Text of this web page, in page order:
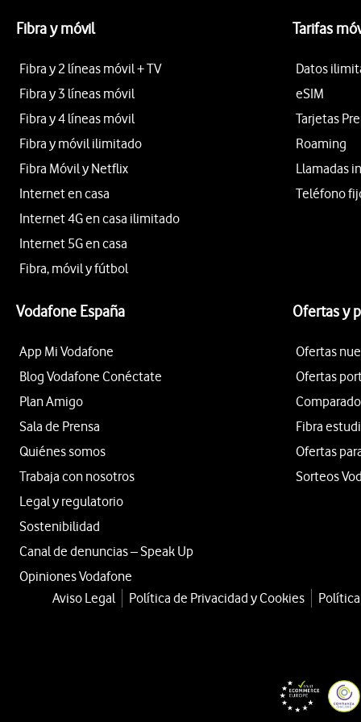
Fibra y móvil
Fibra y 2 líneas móvil + TV
Fibra y 3 líneas móvil
Fibra y 4 líneas móvil
Fibra y móvil ilimitado
Fibra Móvil y Netflix
Internet en casa
Internet 4G en casa ilimitado
Internet 5G en casa
Fibra, móvil y fútbol
Tarifas
Datos
eSIM
Tarjetas
Roaming
Llamadas
Teléfono
Vodafone España
App Mi Vodafone
Blog Vodafone Conéctate
Plan Amigo
Sala de Prensa
Quiénes somos
Trabaja con nosotros
Legal y regulatorio
Sostenibilidad
Canal de denuncias – Speak Up
Opiniones Vodafone
Ofertas y
Ofertas
Ofertas
Fibra
Ofertas
Sorteos
Aviso Legal Política de Privacidad y Cookies